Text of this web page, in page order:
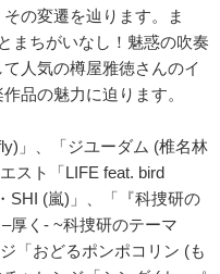
の変遷を辿ります。ま
まちがいなし！魅惑の吹奏
人気の樽屋雅徳さんのイ
品の魅力に迫ります。
」、「ジユーダム (椎名林
スト「LIFE feat. bird
SHI (嵐)」、「『科捜研の
厚く- ~科捜研のテーマ
「おどるポンポコリン (も